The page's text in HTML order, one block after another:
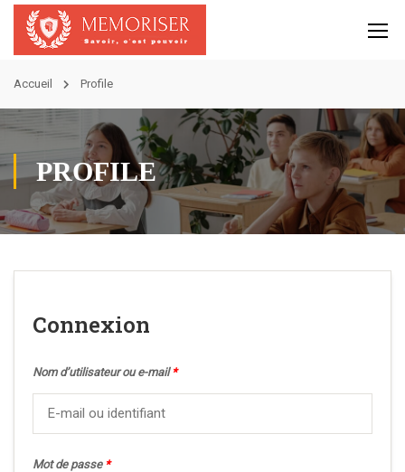
Accueil Profile
PROFILE
Connexion
Nom d’utilisateur ou e-mail *
Mot de passe *